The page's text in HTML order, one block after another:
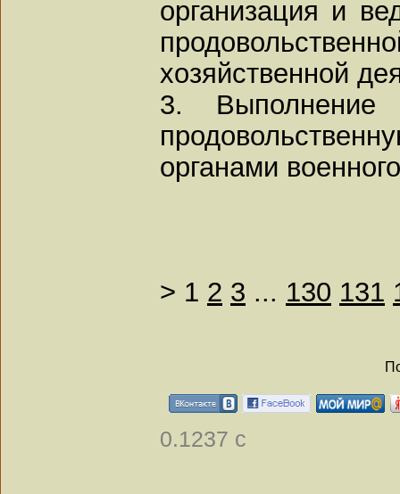
организация и
хозяйственной
3. Выполнение
органами
> 1 2 3 ... 130 131
0.1237 с